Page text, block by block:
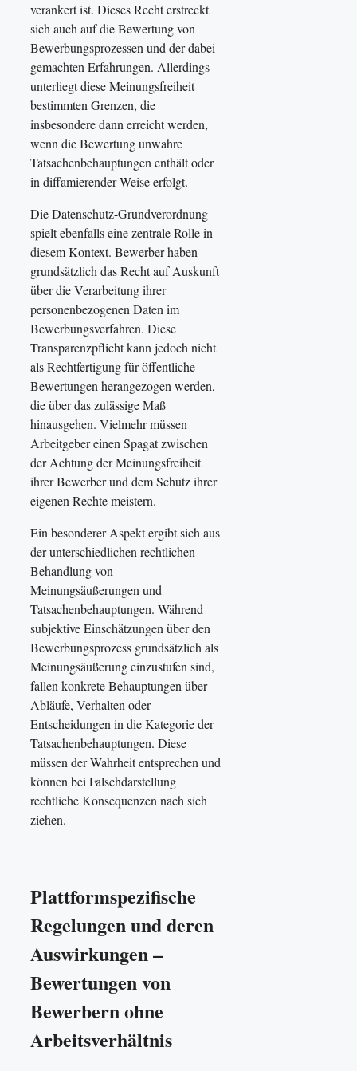
verankert ist. Dieses Recht erstreckt
sich auch auf die Bewertung von
Bewerbungsprozessen und der dabei
gemachten Erfahrungen. Allerdings
unterliegt diese Meinungsfreiheit
bestimmten Grenzen, die
insbesondere dann erreicht werden,
wenn die Bewertung unwahre
Tatsachenbehauptungen enthält oder
in diffamierender Weise erfolgt.
Die Datenschutz-Grundverordnung
spielt ebenfalls eine zentrale Rolle in
diesem Kontext. Bewerber haben
grundsätzlich das Recht auf Auskunft
über die Verarbeitung ihrer
personenbezogenen Daten im
Bewerbungsverfahren. Diese
Transparenzpflicht kann jedoch nicht
als Rechtfertigung für öffentliche
Bewertungen herangezogen werden,
die über das zulässige Maß
hinausgehen. Vielmehr müssen
Arbeitgeber einen Spagat zwischen
der Achtung der Meinungsfreiheit
ihrer Bewerber und dem Schutz ihrer
eigenen Rechte meistern.
Ein besonderer Aspekt ergibt sich aus
der unterschiedlichen rechtlichen
Behandlung von
Meinungsäußerungen und
Tatsachenbehauptungen. Während
subjektive Einschätzungen über den
Bewerbungsprozess grundsätzlich als
Meinungsäußerung einzustufen sind,
fallen konkrete Behauptungen über
Abläufe, Verhalten oder
Entscheidungen in die Kategorie der
Tatsachenbehauptungen. Diese
müssen der Wahrheit entsprechen und
können bei Falschdarstellung
rechtliche Konsequenzen nach sich
ziehen.
Plattformspezifische
Regelungen und deren
Auswirkungen –
Bewertungen von
Bewerbern ohne
Arbeitsverhältnis